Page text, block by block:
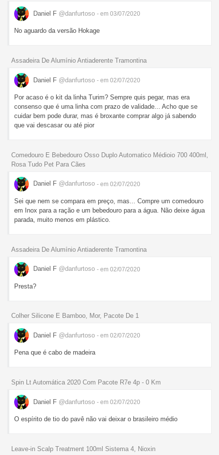
Daniel F @danfurtoso - em 03/07/2020
No aguardo da versão Hokage
Assadeira De Alumínio Antiaderente Tramontina
Daniel F @danfurtoso - em 02/07/2020
Por acaso é o kit da linha Turim? Sempre quis pegar, mas era
consenso que é uma linha com prazo de validade... Acho que se
cuidar bem pode durar, mas é broxante comprar algo já sabendo
que vai descasar ou até pior
Comedouro E Bebedouro Osso Duplo Automatico Médioio 700 400ml,
Rosa Tudo Pet Para Cães
Daniel F @danfurtoso - em 02/07/2020
Sei que nem se compara em preço, mas... Compre um comedouro
em Inox para a ração e um bebedouro para a água. Não deixe água
parada, muito menos em plástico.
Assadeira De Alumínio Antiaderente Tramontina
Daniel F @danfurtoso - em 02/07/2020
Presta?
Colher Silicone E Bamboo, Mor, Pacote De 1
Daniel F @danfurtoso - em 02/07/2020
Pena que é cabo de madeira
Spin Lt Automática 2020 Com Pacote R7e 4p - 0 Km
Daniel F @danfurtoso - em 02/07/2020
O espírito de tio do pavê não vai deixar o brasileiro médio
Leave-in Scalp Treatment 100ml Sistema 4, Nioxin